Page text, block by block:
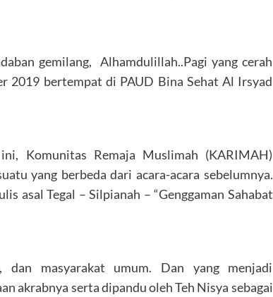
gemilang, Alhamdulillah..Pagi yang cerah
2019 bertempat di PAUD Bina Sehat Al Irsyad
Komunitas Remaja Muslimah (KARIMAH)
yang berbeda dari acara-acara sebelumnya.
asal Tegal – Silpianah – “Genggaman Sahabat
masyarakat umum. Dan yang menjadi
akrabnya serta dipandu oleh Teh Nisya sebagai